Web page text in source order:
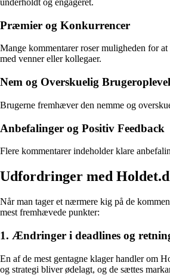
underholdt og engageret.
Præmier og Konkurrencer
Mange kommentarer roser muligheden for
med venner eller kollegaer.
Nem og Overskuelig
Brugerne fremhæver den nemme og
Anbefalinger og Positiv Feedback
Flere kommentarer indeholder klare
Udfordringer med
Når man tager et nærmere kig på de
mest fremhævede punkter:
1. Ændringer i deadlines og
En af de mest gentagne klager handler om
og strategi bliver ødelagt, og de sættes